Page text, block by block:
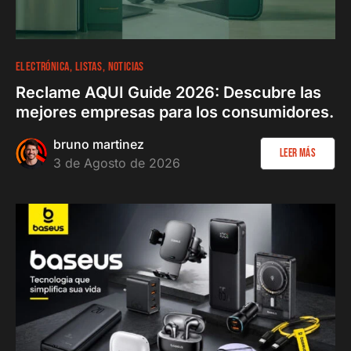
ELECTRÓNICA LISTAS NOTICIAS
Reclame AQUI Guide 2026: Descubre las
mejores empresas para los consumidores.
bruno martinez
3 de Agosto de 2026
Leer más